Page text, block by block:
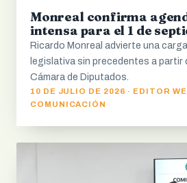
Monreal confirma
intensa para el 1 de
Ricardo Monreal advierte una
legislativa sin precedentes a partir
Cámara de Diputados.
10 DE JULIO DE 2026 · EDITOR
COMUNICACIÓN